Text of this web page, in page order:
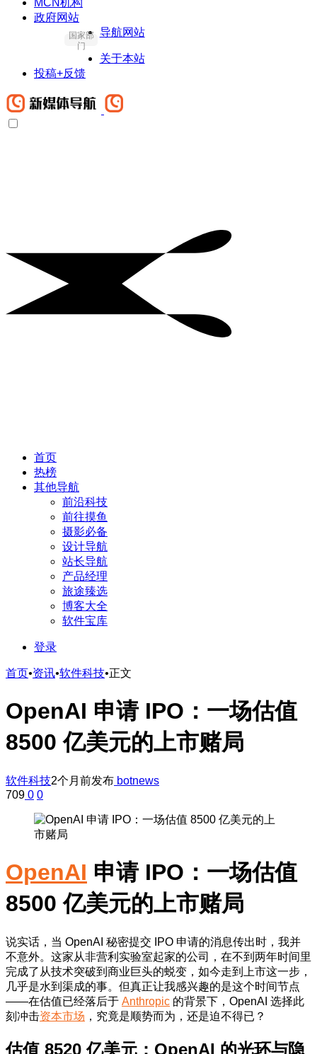
MCN机构
政府网站
国家部
门
导航网站
关于本站
投稿+反馈
首页
热榜
其他导航
前沿科技
前往摸鱼
摄影必备
设计导航
站长导航
产品经理
旅途臻选
博客大全
软件宝库
登录
首页•资讯•软件科技•正文
OpenAI 申请 IPO：一场估值
8500 亿美元的上市赌局
软件科技2个月前发布 botnews
709 0 0
OpenAI 申请 IPO：一场估值
8500 亿美元的上市赌局
说实话，当 OpenAI 秘密提交 IPO 申请的消息传出时，我并
不意外。这家从非营利实验室起家的公司，在不到两年时间里
完成了从技术突破到商业巨头的蜕变，如今走到上市这一步，
几乎是水到渠成的事。但真正让我感兴趣的是这个时间节点
——在估值已经落后于 Anthropic 的背景下，OpenAI 选择此
刻冲击资本市场 ，究竟是顺势而为，还是迫不得已？
估值 8520 亿美元：OpenAI 的光环与隐